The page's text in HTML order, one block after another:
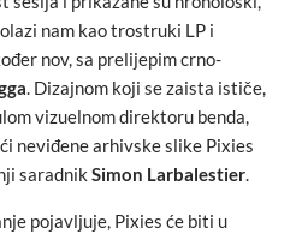
nam kao trostruki LP i
nov, sa prelijepim crno-
. Dizajnom koji se zaista ističe,
vizuelnom direktoru benda,
neviđene arhivske slike Pixies
saradnik Simon Larbalestier.
pojavljuje, Pixies će biti u